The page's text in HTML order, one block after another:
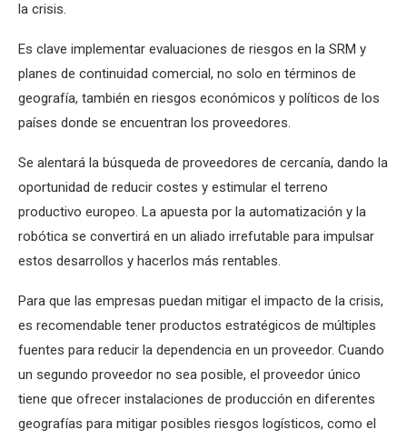
la crisis.
Es clave implementar evaluaciones de riesgos en la SRM y
planes de continuidad comercial, no solo en términos de
geografía, también en riesgos económicos y políticos de los
países donde se encuentran los proveedores.
Se alentará la búsqueda de proveedores de cercanía, dando la
oportunidad de reducir costes y estimular el terreno
productivo europeo. La apuesta por la automatización y la
robótica se convertirá en un aliado irrefutable para impulsar
estos desarrollos y hacerlos más rentables.
Para que las empresas puedan mitigar el impacto de la crisis,
es recomendable tener productos estratégicos de múltiples
fuentes para reducir la dependencia en un proveedor. Cuando
un segundo proveedor no sea posible, el proveedor único
tiene que ofrecer instalaciones de producción en diferentes
geografías para mitigar posibles riesgos logísticos, como el